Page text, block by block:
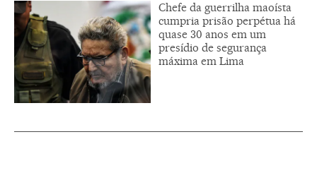
Chefe da guerrilha maoísta
cumpria prisão perpétua há
quase 30 anos em um
presídio de segurança
máxima em Lima